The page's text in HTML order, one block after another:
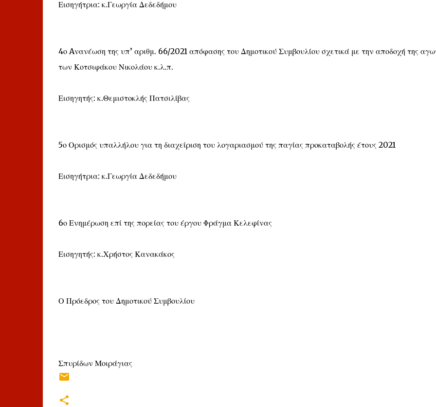
Εισηγήτρια: κ.Γεωργία Δεδεδήμου
4ο Aνανέωση της υπ’ αριθμ. 66/2021 απόφασης του Δημοτικού Συμβουλίου σχετικά με την αποδοχή της
των Κοτσιφάκου Νικολάου κ.λ.π.
Εισηγητής: κ.Θεμιστοκλής Πατσιλίβας
5ο Ορισμός υπαλλήλου για τη διαχείριση του λογαριασμού της παγίας προκαταβολής έτους 2021
Εισηγήτρια: κ.Γεωργία Δεδεδήμου
6ο Ενημέρωση επί της πορείας του έργου Φράγμα Κελεφίνας
Εισηγητής: κ.Χρήστος Κανακάκος
Ο Πρόεδρος του Δημοτικού Συμβουλίου
Σπυρίδων Μοιράγιας